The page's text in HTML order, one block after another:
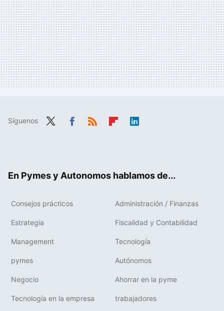
Síguenos
En Pymes y Autonomos hablamos de...
Consejos prácticos Administración / Finanzas
Estrategia Fiscalidad y Contabilidad
Management Tecnología
pymes Autónomos
Negocio Ahorrar en la pyme
Tecnología en la empresa trabajadores